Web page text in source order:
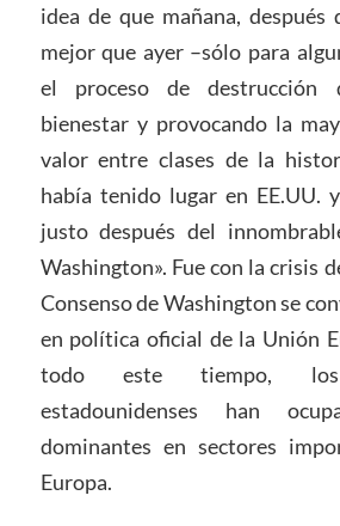
idea de que mañana, después
mejor que ayer –sólo para
el proceso de destrucción
bienestar y provocando la
valor entre clases de la
había tenido lugar en EE.UU.
justo después del
Washington». Fue con la crisis
Consenso de Washington se
en política oficial de la Unión
todo este tiempo, los
estadounidenses han
dominantes en sectores
Europa.